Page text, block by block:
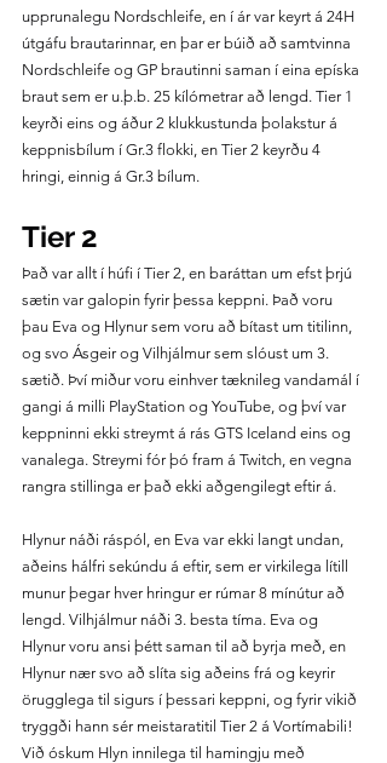
upprunalegu Nordschleife, en í ár var keyrt á 24H
útgáfu brautarinnar, en þar er búið að samtvinna
Nordschleife og GP brautinni saman í eina epíska
braut sem er u.þ.b. 25 kílómetrar að lengd. Tier 1
keyrði eins og áður 2 klukkustunda þolakstur á
keppnisbílum í Gr.3 flokki, en Tier 2 keyrðu 4
hringi, einnig á Gr.3 bílum.
Tier 2
Það var allt í húfi í Tier 2, en baráttan um efst þrjú
sætin var galopin fyrir þessa keppni. Það voru
þau Eva og Hlynur sem voru að bítast um titilinn,
og svo Ásgeir og Vilhjálmur sem slóust um 3.
sætið. Því miður voru einhver tæknileg vandamál í
gangi á milli PlayStation og YouTube, og því var
keppninni ekki streymt á rás GTS Iceland eins og
vanalega. Streymi fór þó fram á Twitch, en vegna
rangra stillinga er það ekki aðgengilegt eftir á.
Hlynur náði ráspól, en Eva var ekki langt undan,
aðeins hálfri sekúndu á eftir, sem er virkilega lítill
munur þegar hver hringur er rúmar 8 mínútur að
lengd. Vilhjálmur náði 3. besta tíma. Eva og
Hlynur voru ansi þétt saman til að byrja með, en
Hlynur nær svo að slíta sig aðeins frá og keyrir
örugglega til sigurs í þessari keppni, og fyrir vikið
tryggði hann sér meistaratitil Tier 2 á Vortímabili!
Við óskum Hlyn innilega til hamingju með